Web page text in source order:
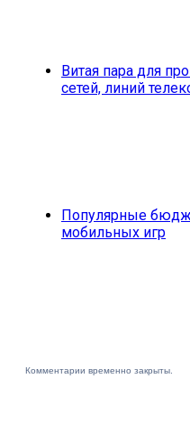
Витая пара для
сетей, линий
Популярные
мобильных игр
Комментарии временно закрыты.